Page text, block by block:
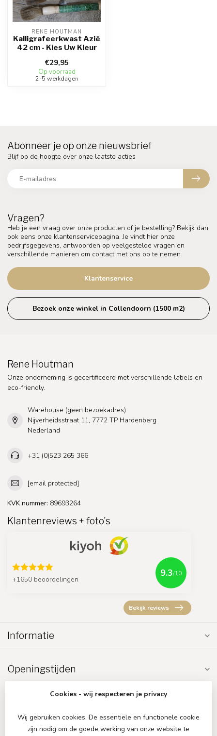
RENE HOUTMAN
Kalligrafeerkwast Azië
42 cm - Kies Uw Kleur
€29,95
Op voorraad
2-5 werkdagen
Vragen?
Heb je een vraag over onze producten of je bestelling? Bekijk dan
ook eens onze klantenservicepagina. Je vindt hier onze
bedrijfsgegevens, antwoorden op veelgestelde vragen en
verschillende manieren om contact met ons op te nemen.
Klantenservice
Bezoek onze winkel in Collendoorn (1500 m2)
Abonneer je op onze nieuwsbrief
Blijf op de hoogte over onze laatste acties
Rene Houtman
Onze onderneming is gecertificeerd met verschillende labels en
eco-friendly.
Warehouse (geen bezoekadres)
Nijverheidsstraat 11, 7772 TP Hardenberg
Nederland
+31 (0)523 265 366
[email protected]
KVK nummer: 89693264
Klantenreviews + foto's
+1650 beoordelingen
9.3/10
Bekijk reviews
Informatie
Openingstijden
Cookies - wij respecteren je privacy
Wij gebruiken cookies. De essentiële en functionele cookie
zijn nodig om de goede werking van onze website te